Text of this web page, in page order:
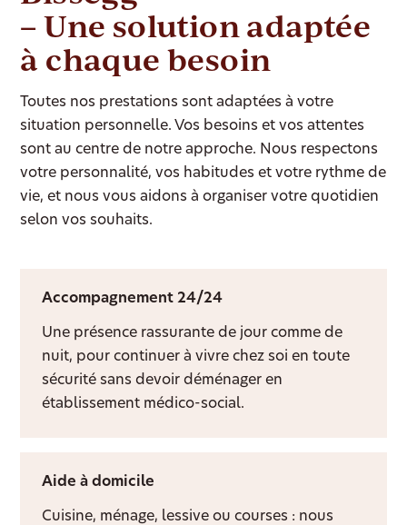
– Une solution adaptée
à chaque besoin
Toutes nos prestations sont adaptées à votre
situation personnelle. Vos besoins et vos attentes
sont au centre de notre approche. Nous respectons
votre personnalité, vos habitudes et votre rythme de
vie, et nous vous aidons à organiser votre quotidien
selon vos souhaits.
Accompagnement 24/24
Une présence rassurante de jour comme de
nuit, pour continuer à vivre chez soi en toute
sécurité sans devoir déménager en
établissement médico-social.
Aide à domicile
Cuisine, ménage, lessive ou courses : nous